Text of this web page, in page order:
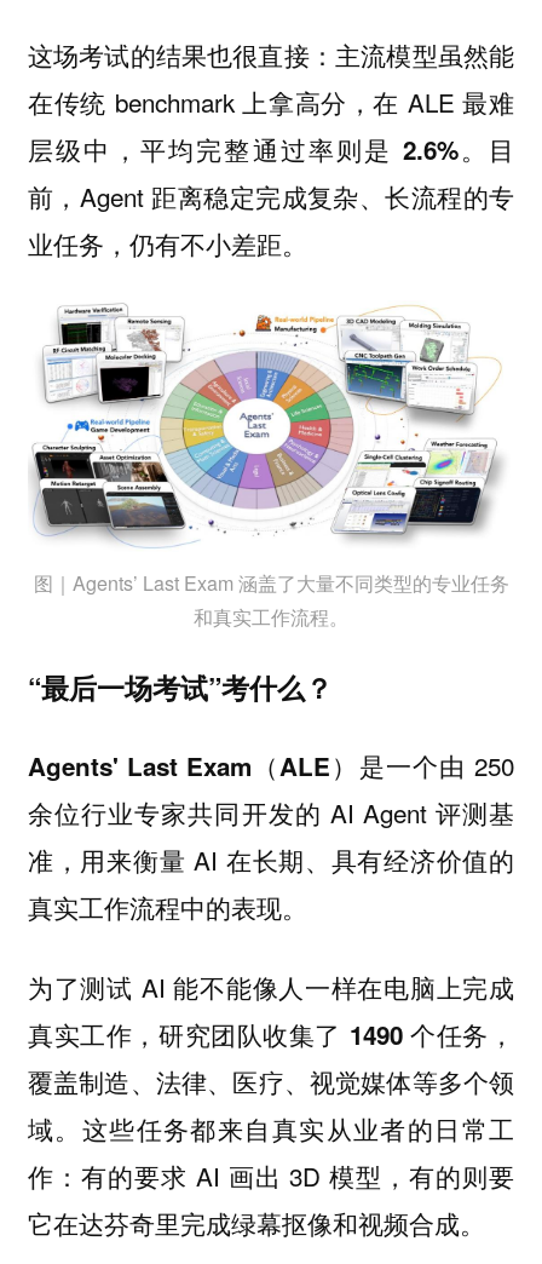
这场考试的结果也很直接：主流模型虽然能
在传统 benchmark 上拿高分，在 ALE 最难
层级中， 平均完整通过率则是 2.6%。目
前，Agent 距离稳定完成复杂、长流程的专
业任务，仍有不小差距。
图｜Agents’ Last Exam 涵盖了大量不同类型的专业任务
和真实工作流程。
“最后一场考试”考什么？
Agents' Last Exam（ALE） 是一个由 250
余位行业专家共同开发的 AI Agent 评测基
准，用来衡量 AI 在长期、具有经济价值的
真实工作流程中的表现。
为了测试 AI 能不能像人一样在电脑上完成
真实工作，研究团队收集了 1490 个任务 ，
覆盖制造、法律、医疗、视觉媒体等多个领
域。这些任务都来自真实从业者的日常工
作：有的要求 AI 画出 3D 模型，有的则要
它在达芬奇里完成绿幕抠像和视频合成。